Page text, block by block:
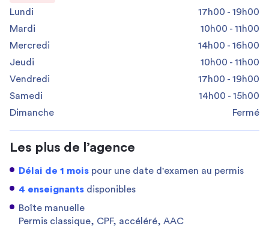
Lundi
17h00 - 19h00
Mardi
10h00 - 11h00
Mercredi
14h00 - 16h00
Jeudi
10h00 - 11h00
Vendredi
17h00 - 19h00
Samedi
14h00 - 15h00
Dimanche
Fermé
Les plus de l’agence
Délai de 1 mois pour une date d'examen au permis
4 enseignants disponibles
Boîte manuelle
Permis classique, CPF, accéléré, AAC